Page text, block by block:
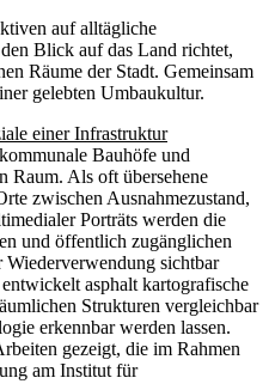
auf alltägliche
Blick auf das Land richtet,
Räume der Stadt. Gemeinsam
gelebten Umbaukultur.
einer Infrastruktur
Bauhöfe und
Raum. Als oft übersehene
zwischen Ausnahmezustand,
Porträts werden die
und öffentlich zugänglichen
sichtbar
asphalt kartografische
Strukturen vergleichbar
erkennbar werden lassen.
gezeigt, die im Rahmen
am Institut für